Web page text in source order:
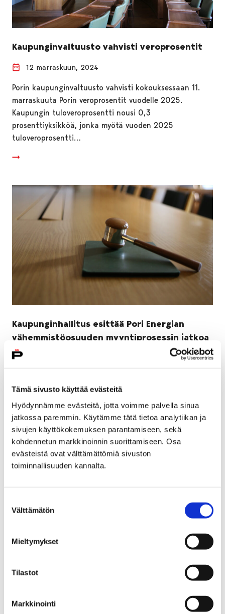
Tämä sivusto käyttää evästeitä
Hyödynnämme evästeitä, jotta voimme palvella sinua
jatkossa paremmin. Käytämme tätä tietoa analytiikan ja
sivujen käyttökokemuksen parantamiseen, sekä
kohdennetun markkinoinnin suorittamiseen. Osa
evästeistä ovat välttämättömiä sivuston
toiminnallisuuden kannalta.
valinta
Välttämätön
Mieltymykset
Tilastot
Markkinointi
Kaupunginvaltuusto vahvisti veroprosentit
12 marraskuun, 2024
Porin kaupunginvaltuusto vahvisti kokouksessaan 11.
marraskuuta Porin veroprosentit vuodelle 2025.
Kaupungin tuloveroprosentti nousi 0,3
prosenttiyksikköä, jonka myötä vuoden 2025
tuloveroprosentti…
Kaupunginhallitus esittää Pori Energian
vähemmistöosuuden myyntiprosessin jatkoa
vähemmistöosuuden myyntiä kokouksessaan 19.
elokuuta. Kaupunginhallitus esittää
kaupunginvaltuustolle yksimielisesti Pori Energian
myyntiprosessin jatkoa. Kaupunginvaltuusto
käsittelee…